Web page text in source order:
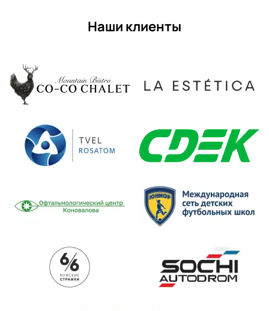
Наши клиенты